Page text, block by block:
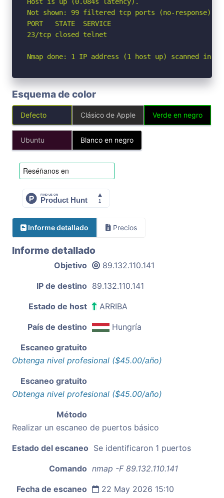
Not shown: 99 filtered tcp ports (no-response)
PORT   STATE  SERVICE
23/tcp closed telnet
Nmap done: 1 IP address (1 host up) scanned in
Esquema de color
Defecto Clásico de Apple Verde en negro
Ubuntu Blanco en negro
Informe detallado Precios
Informe detallado
Objetivo 89.132.110.141
IP de destino 89.132.110.141
Estado de host ARRIBA
País de destino Hungría
Escaneo gratuito
Obtenga nivel profesional ($45.00/año)
Escaneo gratuito
Obtenga nivel profesional ($45.00/año)
Método
Realizar un escaneo de puertos básico
Estado del escaneo Se identificaron 1 puertos
Comando nmap -F 89.132.110.141
Fecha de escaneo 22 May 2026 15:10